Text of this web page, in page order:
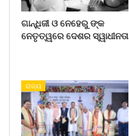
ଗାନ୍ଧିଜୀ ଓ ନେହେରୁ ଙ୍କ
ନେତୃତ୍ୱରେ ଦେଶର ସ୍ୱାଧୀନତା
ରାଜ୍ୟ